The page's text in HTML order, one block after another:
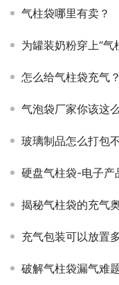
气柱袋哪里有卖？
为罐装奶粉穿上“气
怎么给气柱袋充气
气泡袋厂家你该这
玻璃制品怎么打包不会碎
硬盘气柱袋-电子产
揭秘气柱袋的充气
充气包装可以放置
破解气柱袋漏气难